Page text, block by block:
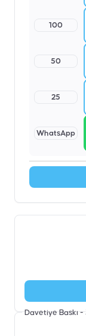
100
50
25
WhatsApp
Davetiye Baskı -